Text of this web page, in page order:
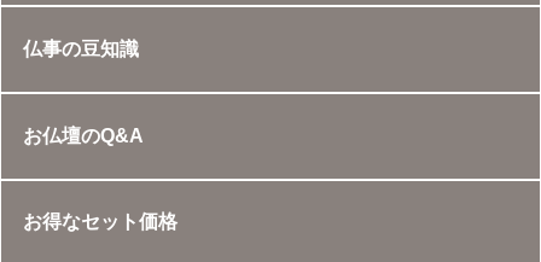
仏事の豆知識
お仏壇のQ&A
お得なセット価格